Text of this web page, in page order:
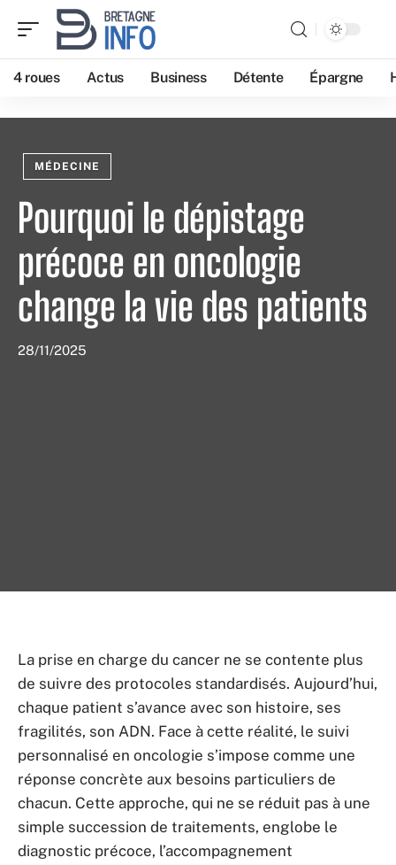
4 roues Actus Business Détente Épargne
MÉDECINE
Pourquoi le dépistage
précoce en oncologie
change la vie des patients
28/11/2025
La prise en charge du cancer ne se contente plus
de suivre des protocoles standardisés. Aujourd’hui,
chaque patient s’avance avec son histoire, ses
fragilités, son ADN. Face à cette réalité, le suivi
personnalisé en oncologie s’impose comme une
réponse concrète aux besoins particuliers de
chacun. Cette approche, qui ne se réduit pas à une
simple succession de traitements, englobe le
diagnostic précoce, l’accompagnement